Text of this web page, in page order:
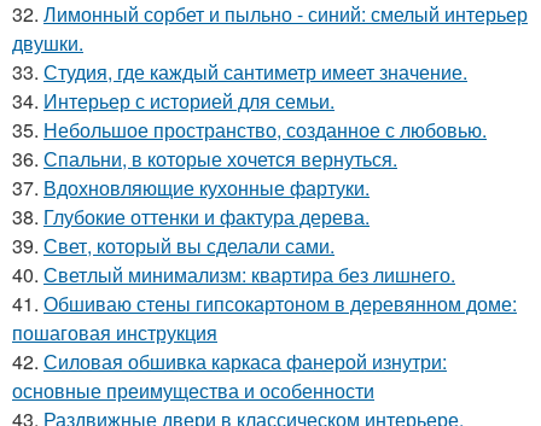
32. Лимонный сорбет и пыльно - синий: смелый интерьер
двушки.
33. Студия, где каждый сантиметр имеет значение.
34. Интерьер с историей для семьи.
35. Небольшое пространство, созданное с любовью.
36. Спальни, в которые хочется вернуться.
37. Вдохновляющие кухонные фартуки.
38. Глубокие оттенки и фактура дерева.
39. Свет, который вы сделали сами.
40. Светлый минимализм: квартира без лишнего.
41. Обшиваю стены гипсокартоном в деревянном доме:
пошаговая инструкция
42. Силовая обшивка каркаса фанерой изнутри:
основные преимущества и особенности
43. Раздвижные двери в классическом интерьере.